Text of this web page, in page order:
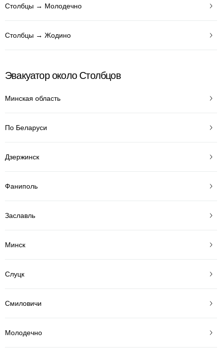
Столбцы → Молодечно
Столбцы → Жодино
Эвакуатор около Столбцов
Минская область
По Беларуси
Дзержинск
Фаниполь
Заславль
Минск
Слуцк
Смиловичи
Молодечно